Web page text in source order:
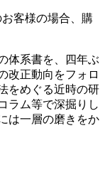
客様の場合、購
体系書を、四年ぶ
改正動向をフォロ
をめぐる近時の研
ラム等で深掘りし
は一層の磨きをか